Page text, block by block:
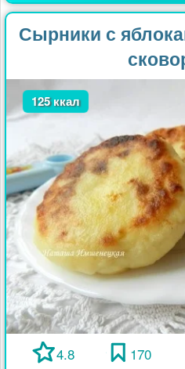
Сырники с
125 ккал
4.8 170